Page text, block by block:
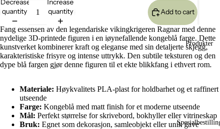
Produkter
Decrease
quantity
Increase
quantity
Add to cart
Fang essensen av den legendariske vikingkrigeren Ragnar med denne
nydelige 3D-printede figuren i en iøynefallende kongeblå farge. Dette
kunstverket kombinerer kraft og eleganse med sin detaljerte skjegg,
karakteristiske frisyre og intense uttrykk. Den subtile teksturen og den
dype blå fargen gjør denne figuren til et ekte blikkfang i ethvert rom.
Materiale: Høykvalitets PLA-plast for holdbarhet og et raffinert
utseende
Farge: Kongeblå med matt finish for et moderne utseende
Mål: Perfekt størrelse for skrivebord, bokhyller eller vitrineskap
Bruk: Egnet som dekorasjon, samleobjekt eller unik gave